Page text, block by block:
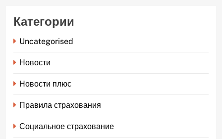
Категории
Uncategorised
Новости
Новости плюс
Правила страхования
Социальное страхование